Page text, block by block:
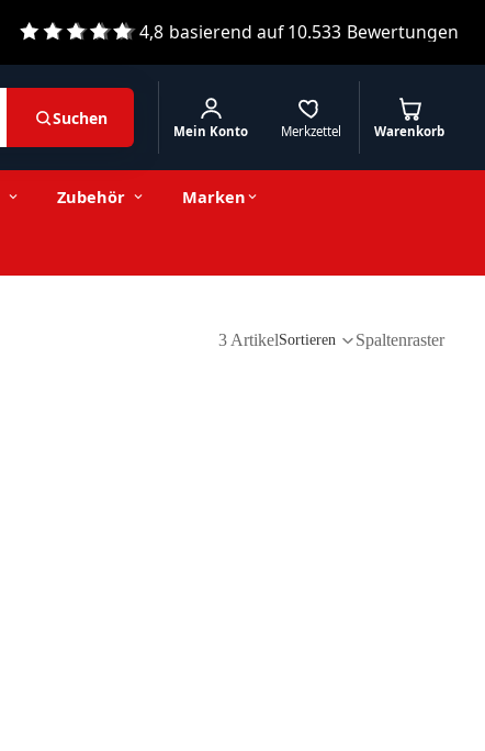
4,8 basierend auf10.533 Bewertungen
Suchen
Merkzettel
Mein Konto Warenkorb
Zubehör Marken
3 ArtikelSortieren Spaltenraster